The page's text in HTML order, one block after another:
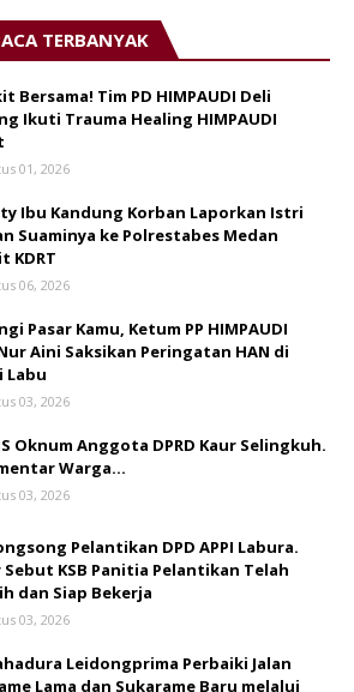
TERBANYAK
Bersama! Tim PD HIMPAUDI Deli
Ikuti Trauma Healing HIMPAUDI
01, 2026
Ibu Kandung Korban Laporkan Istri
Suaminya ke Polrestabes Medan
KDRT
06, 2026
Pasar Kamu, Ketum PP HIMPAUDI
Aini Saksikan Peringatan HAN di
Labu
03, 2026
Oknum Anggota DPRD Kaur Selingkuh.
Warga…
03, 2026
Pelantikan DPD APPI Labura.
Sebut KSB Panitia Pelantikan Telah
dan Siap Bekerja
03, 2026
Leidongprima Perbaiki Jalan
Lama dan Sukarame Baru melalui